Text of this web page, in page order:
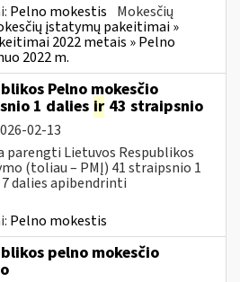
Pelno mokestis Mokesčių
įstatymų pakeitimai »
2022 metais » Pelno
2022 m.
Pelno mokesčio
1 dalies ir 43 straipsnio
02-13
parengti Lietuvos Respublikos
(toliau – PMĮ) 41 straipsnio 1
dalies apibendrinti
Pelno mokestis
pelno mokesčio